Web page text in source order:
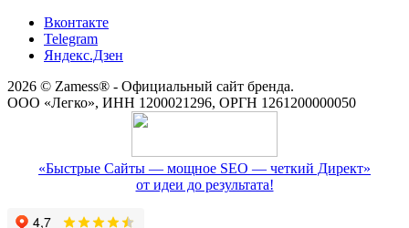
Вконтакте
Telegram
Яндекс.Дзен
2026 © Zamess® - Официальный сайт бренда.
ООО «Легко», ИНН 1200021296, ОРГН 1261200000050
«Быстрые Сайты — мощное SEO — четкий Директ»
от идеи до результата!